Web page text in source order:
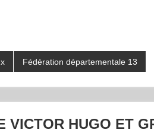
Fédération départementale 13
VICTOR HUGO ET